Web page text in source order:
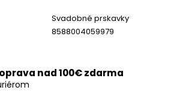
Svadobné prskavky
8588004059979
nad 100€ zdarma